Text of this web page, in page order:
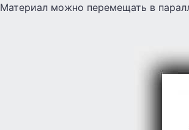
Материал можно перемещать в